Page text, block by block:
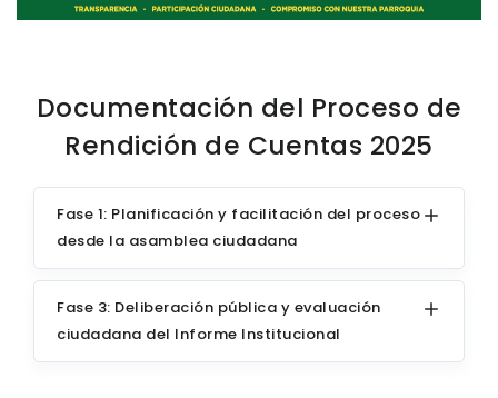
Documentación del Proceso de
Rendición de Cuentas 2025
Fase 1: Planificación y facilitación del proceso
desde la asamblea ciudadana
Fase 3: Deliberación pública y evaluación
ciudadana del Informe Institucional